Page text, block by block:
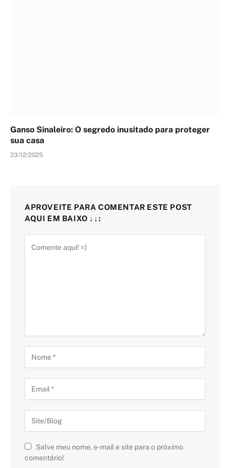
Ganso Sinaleiro: O segredo inusitado para proteger
sua casa
23/12/2025
APROVEITE PARA COMENTAR ESTE POST
AQUI EM BAIXO ↓↓:
Salve meu nome, e-mail e site para o próximo
comentário!